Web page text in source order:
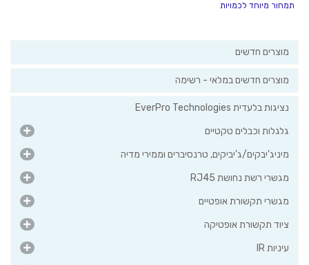
תמחור מיוחד לכמויות
מוצרים חדשים
מוצרים חדשים במלאי - רשימה
נציגות בלעדית EverPro Technologies
גלגלות וכבלים טקטיים
מיניג'יבקים/ג'יביקים, טרנסיברים וממירי מדיה
מגשרי רשת נחושת RJ45
מגשרי תקשורת אופטיים
ציוד תקשורת אופטיקה
עיניות IR